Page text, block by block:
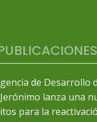
de Desarrollo
lanza una
para la